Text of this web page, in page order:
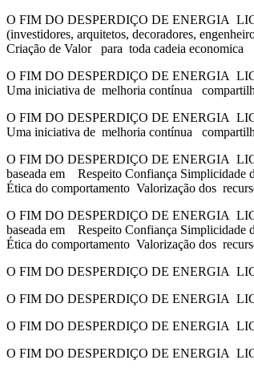
O FIM DO DESPERDIÇO DE ENERGIA
(investidores, arquitetos, decoradores,
Criação de Valor para toda cadeia economica
O FIM DO DESPERDIÇO DE ENERGIA
Uma iniciativa de melhoria contínua
O FIM DO DESPERDIÇO DE ENERGIA
Uma iniciativa de melhoria contínua
O FIM DO DESPERDIÇO DE ENERGIA
baseada em Respeito Confiança
Ética do comportamento Valorização dos
O FIM DO DESPERDIÇO DE ENERGIA
baseada em Respeito Confiança
Ética do comportamento Valorização dos
O FIM DO DESPERDIÇO DE ENERGIA
O FIM DO DESPERDIÇO DE ENERGIA
O FIM DO DESPERDIÇO DE ENERGIA
O FIM DO DESPERDIÇO DE ENERGIA